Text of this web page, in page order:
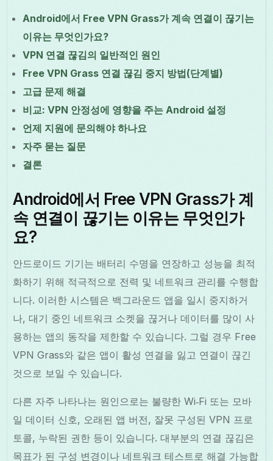
Android에서 Free VPN Grass가 계속 연결이 끊기는
이유는 무엇인가요?
VPN 연결 끊김의 일반적인 원인
Free VPN Grass 연결 끊김 중지 방법(단계별)
고급 문제 해결
비교: VPN 안정성에 영향을 주는 Android 설정
언제 지원에 문의해야 하나요
자주 묻는 질문
결론
Android에서 Free VPN Grass가 계
속 연결이 끊기는 이유는 무엇인가
요?
안드로이드 기기는 배터리 수명을 연장하고 성능을 최적
화하기 위해 적극적으로 전력 및 네트워크 관리를 수행합
니다. 이러한 시스템은 백그라운드 앱을 일시 중지하거
나, 대기 중인 네트워크 소켓을 끊거나 데이터를 많이 사
용하는 앱의 동작을 제한할 수 있습니다. 그럴 경우 Free
VPN Grass와 같은 앱이 활성 연결을 잃고 연결이 끊긴
것으로 보일 수 있습니다.
다른 자주 나타나는 원인으로는 불량한 Wi‑Fi 또는 모바
일 데이터 신호, 오래된 앱 버전, 잘못 구성된 VPN 프로
토콜, 누락된 권한 등이 있습니다. 대부분의 연결 끊김은
목표가 된 구성 변경이나 네트워크 테스트로 해결 가능합